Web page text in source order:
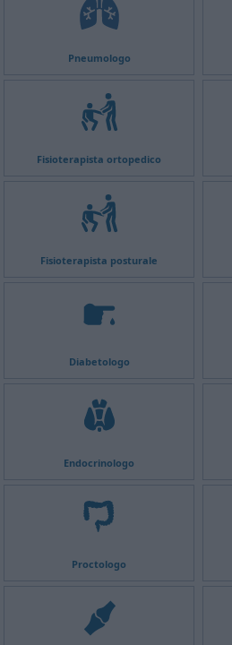
Pneumologo
Fisioterapista ortopedico
Fisioterapista posturale
Diabetologo
Endocrinologo
Proctologo